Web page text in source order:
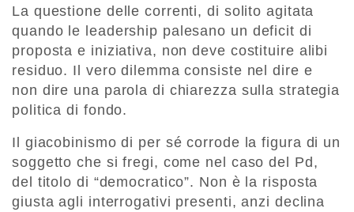
La questione delle correnti, di solito agitata
quando le leadership palesano un deficit di
proposta e iniziativa, non deve costituire alibi
residuo. Il vero dilemma consiste nel dire e
non dire una parola di chiarezza sulla strategia
politica di fondo.
Il giacobinismo di per sé corrode la figura di un
soggetto che si fregi, come nel caso del Pd,
del titolo di “democratico”. Non è la risposta
giusta agli interrogativi presenti, anzi declina